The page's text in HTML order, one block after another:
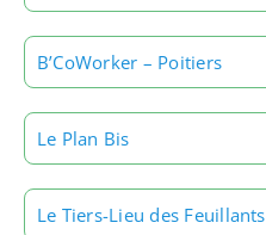
B’CoWorker – Poitiers
Le Plan Bis
Le Tiers-Lieu des Feuillants